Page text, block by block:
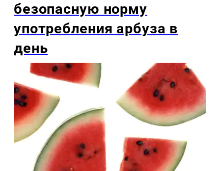
безопасную норму
употребления арбуза в
день